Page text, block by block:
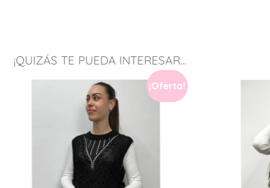
¡QUIZÁS TE PUEDA INTERESAR...
¡Oferta!